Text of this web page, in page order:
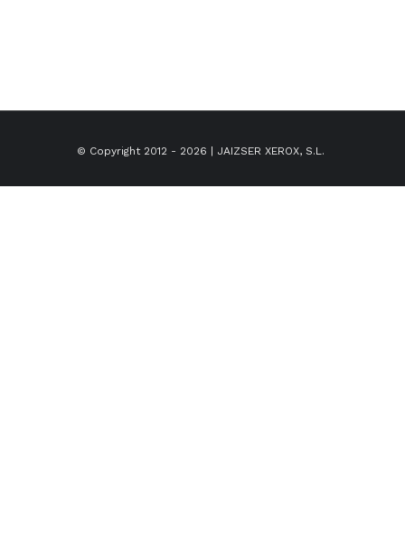
© Copyright 2012 - 2026 | JAIZSER XEROX, S.L.